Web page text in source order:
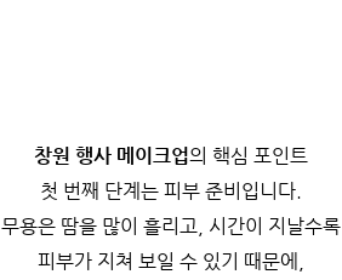
창원 행사 메이크업의 핵심 포인트
첫 번째 단계는 피부 준비입니다.
무용은 땀을 많이 흘리고, 시간이 지날수록
피부가 지쳐 보일 수 있기 때문에,